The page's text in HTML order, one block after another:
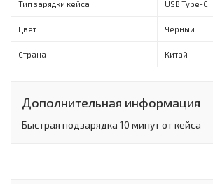
Тип зарядки кейса USB Type-C
Цвет Черный
Страна Китай
Дополнительная информация
Быстрая подзарядка 10 минут от кейса